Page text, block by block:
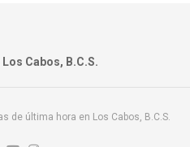
Cabos, B.C.S.
de última hora en Los Cabos, B.C.S.